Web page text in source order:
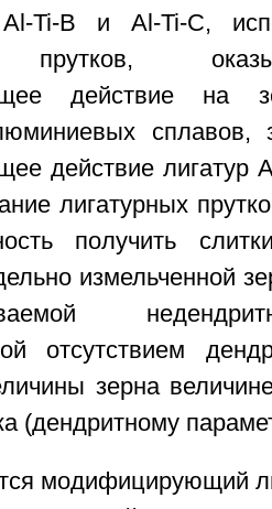
Al-Ti-B и Al-Ti-C,
прутков,
действие на
сплавов,
действие лигатур
лигатурных
получить
измельченной
отсутствием
зерна
(дендритному
модифицирующий